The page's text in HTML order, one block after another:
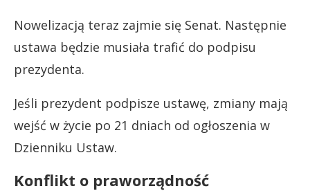
Nowelizacją teraz zajmie się Senat. Następnie
ustawa będzie musiała trafić do podpisu
prezydenta.
Jeśli prezydent podpisze ustawę, zmiany mają
wejść w życie po 21 dniach od ogłoszenia w
Dzienniku Ustaw.
Konflikt o praworządność